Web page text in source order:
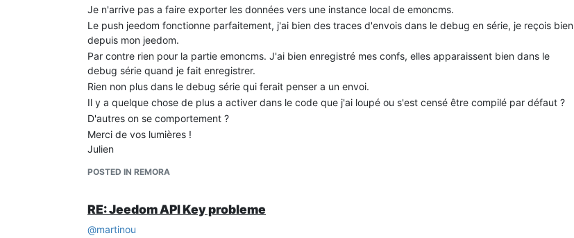
Je n'arrive pas a faire exporter les données vers une instance local de emoncms.
Le push jeedom fonctionne parfaitement, j'ai bien des traces d'envois dans le debug en série, je reçois bien
depuis mon jeedom.
Par contre rien pour la partie emoncms. J'ai bien enregistré mes confs, elles apparaissent bien dans le
debug série quand je fait enregistrer.
Rien non plus dans le debug série qui ferait penser a un envoi.
Il y a quelque chose de plus a activer dans le code que j'ai loupé ou s'est censé être compilé par défaut ?
D'autres on se comportement ?
Merci de vos lumières !
Julien
POSTED IN REMORA
RE: Jeedom API Key probleme
@martinou